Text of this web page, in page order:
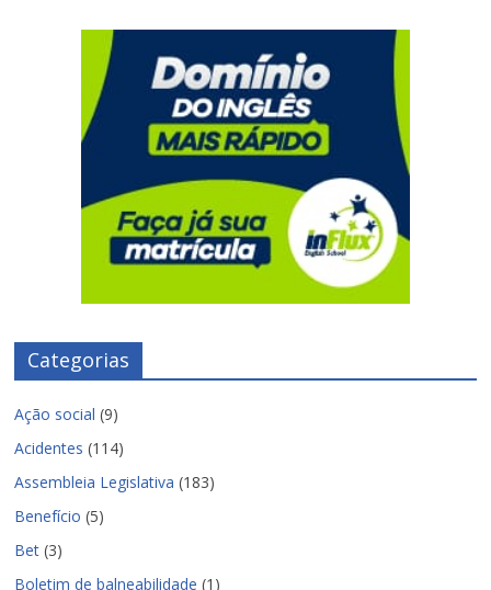
Categorias
Ação social (9)
Acidentes (114)
Assembleia Legislativa (183)
Benefício (5)
Bet (3)
Boletim de balneabilidade (1)